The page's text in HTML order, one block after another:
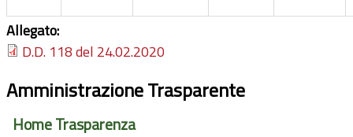
Allegato:
D.D. 118 del 24.02.2020
Amministrazione Trasparente
Home Trasparenza